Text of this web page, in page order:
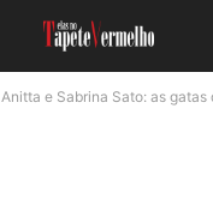
Anitta e Sabrina Sato: as gatas